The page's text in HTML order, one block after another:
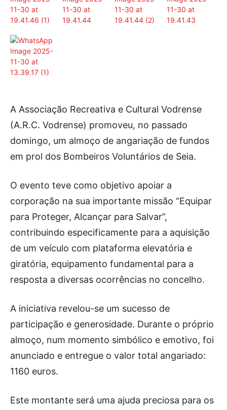
Voz da Solidariedade
Seia em Números
AUTÁRQUICAS 2025 em Seia
Contactos
Tel. 238 310 090 (chamada para a rede fixa nacional)
E-mail: jornalsantamarinha@gmail.com
Estatuto editorial Sobre o Jornal
Contactos
Ficha Técnica
A Associação Recreativa e Cultural Vodrense
(A.R.C. Vodrense) promoveu, no passado
domingo, um almoço de angariação de fundos
em prol dos Bombeiros Voluntários de Seia.
O evento teve como objetivo apoiar a
corporação na sua importante missão “Equipar
para Proteger, Alcançar para Salvar”,
contribuindo especificamente para a aquisição
de um veículo com plataforma elevatória e
giratória, equipamento fundamental para a
resposta a diversas ocorrências no concelho.
A iniciativa revelou-se um sucesso de
participação e generosidade. Durante o próprio
almoço, num momento simbólico e emotivo, foi
anunciado e entregue o valor total angariado:
1160 euros.
Este montante será uma ajuda preciosa para os